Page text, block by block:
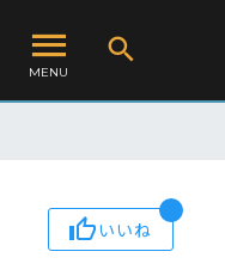
MENU
いいね